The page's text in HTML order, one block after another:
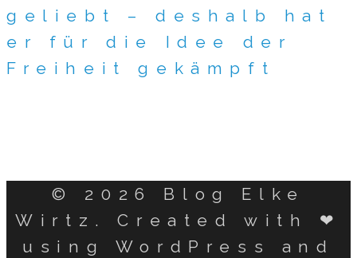
geliebt – deshalb hat
er für die Idee der
Freiheit gekämpft
© 2026 Blog Elke
Wirtz. Created with ❤
using WordPress and